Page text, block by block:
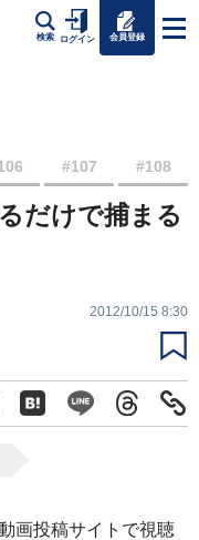
検索 ログイン 会員登録
#107 #108
だけで捕まる
2012/10/15 8:30
画投稿サイトで視聴